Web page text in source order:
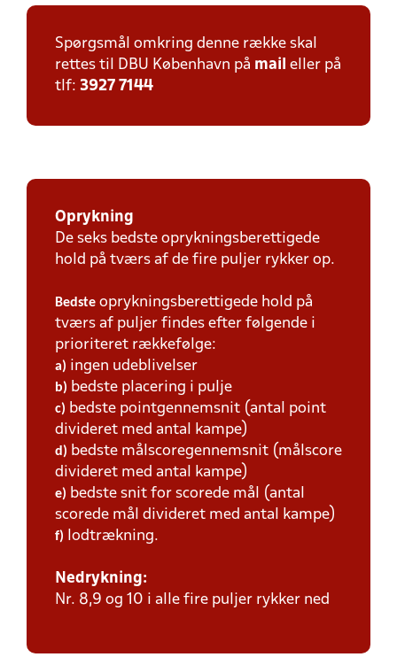
Spørgsmål omkring denne række skal
rettes til DBU København på mail eller på
tlf: 3927 7144
Oprykning
De seks bedste oprykningsberettigede
hold på tværs af de fire puljer rykker op.
Bedste oprykningsberettigede hold på
tværs af puljer findes efter følgende i
prioriteret rækkefølge:
a) ingen udeblivelser
b) bedste placering i pulje
c) bedste pointgennemsnit (antal point
divideret med antal kampe)
d) bedste målscoregennemsnit (målscore
divideret med antal kampe)
e) bedste snit for scorede mål (antal
scorede mål divideret med antal kampe)
f) lodtrækning.
Nedrykning:
Nr. 8,9 og 10 i alle fire puljer rykker ned